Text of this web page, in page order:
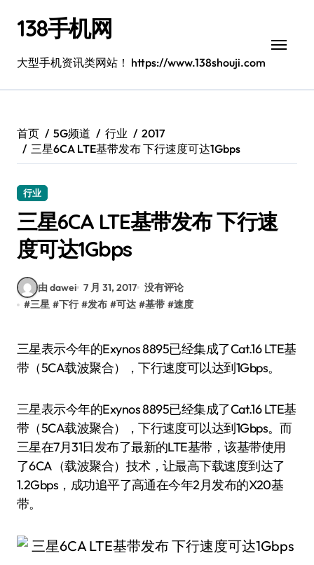
138手机网
大型手机资讯类网站！ https://www.138shouji.com
首页 5G频道 行业
2017
三星6CA LTE基带发布 下行速度可达1Gbps
行业
三星6CA LTE基带发布 下行速
度可达1Gbps
由 dawei 7 月 31, 2017 没有评论
#三星 #下行 #发布 #可达 #基带 #速度
三星表示今年的Exynos 8895已经集成了Cat.16 LTE基
带（5CA载波聚合），下行速度可以达到1Gbps。
三星表示今年的Exynos 8895已经集成了Cat.16 LTE基
带（5CA载波聚合），下行速度可以达到1Gbps。而
三星在7月31日发布了最新的LTE基带，该基带使用
了6CA（载波聚合）技术，让最高下载速度到达了
1.2Gbps，成功追平了高通在今年2月发布的X20基
带。